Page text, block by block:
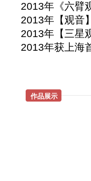
2013年《六臂
2013年【观音
2013年【三星
2013年获上海
作品展示